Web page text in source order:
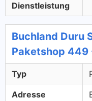
Dienstleistung
Buchland Duru
Paketshop 449
Typ
Adresse